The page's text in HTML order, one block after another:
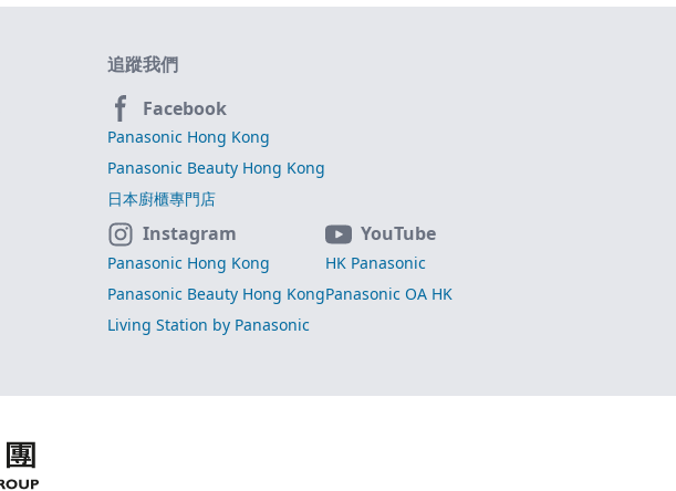
追蹤我們
Facebook
Panasonic Hong Kong
Panasonic Beauty Hong Kong
日本廚櫃專門店
Instagram
Panasonic Hong Kong
Panasonic Beauty Hong Kong
Living Station by Panasonic
YouTube
HK Panasonic
Panasonic OA HK